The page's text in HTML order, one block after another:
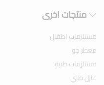
منتجات اخرى
مستلزمات اطفال
معطر جو
مستلزمات طبية
عازل طبي